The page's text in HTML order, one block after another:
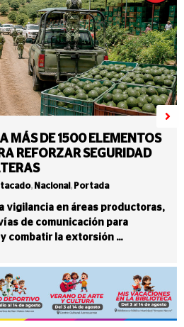
MÁS DE 1500 ELEMENTOS
REFORZAR SEGURIDAD
, Nacional , Portada
vigilancia en áreas productoras,
de comunicación para
combatir la extorsión …